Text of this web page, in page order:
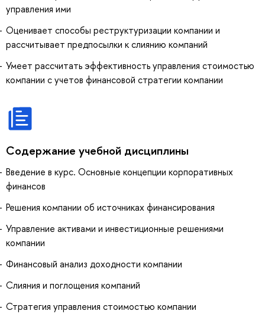
управления ими
Оценивает способы реструктуризации компании и
рассчитывает предпосылки к слиянию компаний
Умеет рассчитать эффективность управления стоимостью
компании с учетов финансовой стратегии компании
Содержание учебной дисциплины
Введение в курс. Основные концепции корпоративных
финансов
Решения компании об источниках финансирования
Управление активами и инвестиционные решениями
компании
Финансовый анализ доходности компании
Слияния и поглощения компаний
Стратегия управления стоимостью компании